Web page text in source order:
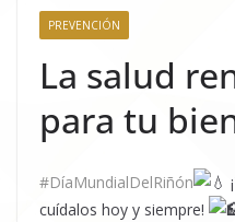
PREVENCIÓN
La salud
para tu
#DíaMundialDelRiñón
cuídalos hoy y siempre!